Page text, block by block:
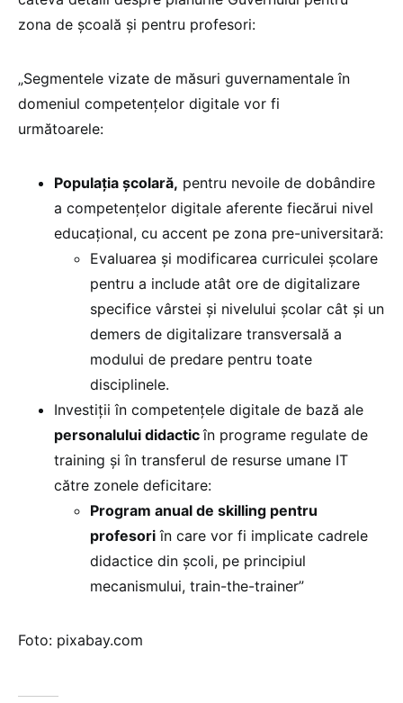
zona de școală și pentru profesori:
„Segmentele vizate de măsuri guvernamentale în
domeniul competențelor digitale vor fi
următoarele:
Populația școlară, pentru nevoile de dobândire
a competențelor digitale aferente fiecărui nivel
educațional, cu accent pe zona pre-universitară:
Evaluarea și modificarea curriculei școlare
pentru a include atât ore de digitalizare
specifice vârstei și nivelului școlar cât și un
demers de digitalizare transversală a
modului de predare pentru toate
disciplinele.
Investiții în competențele digitale de bază ale
personalului didacticîn programe regulate de
training și în transferul de resurse umane IT
către zonele deficitare:
Program anual de skilling pentru
profesori în care vor fi implicate cadrele
didactice din școli, pe principiul
mecanismului, train-the-trainer”
Foto: pixabay.com